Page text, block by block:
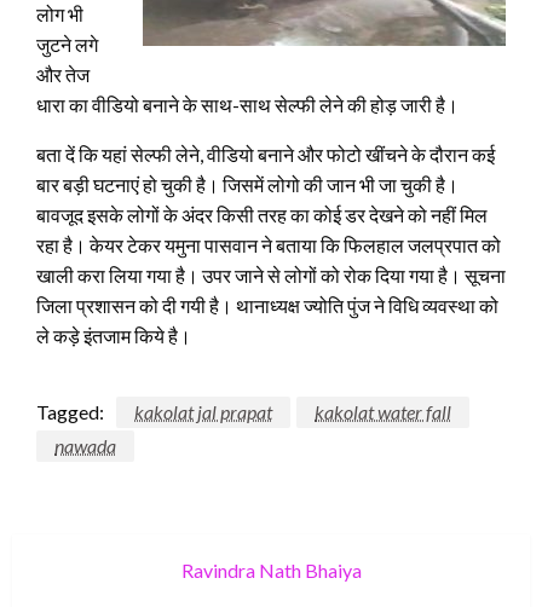
लोग भी
जुटने लगे
और तेज
धारा का वीडियो बनाने के साथ-साथ सेल्फी लेने की होड़ जारी है।
बता दें कि यहां सेल्फी लेने, वीडियो बनाने और फोटो खींचने के दौरान कई
बार बड़ी घटनाएं हो चुकी है। जिसमें लोगो की जान भी जा चुकी है।
बावजूद इसके लोगों के अंदर किसी तरह का कोई डर देखने को नहीं मिल
रहा है। केयर टेकर यमुना पासवान ने बताया कि फिलहाल जलप्रपात को
खाली करा लिया गया है। उपर जाने से लोगों को रोक दिया गया है। सूचना
जिला प्रशासन को दी गयी है। थानाध्यक्ष ज्योति पुंज ने विधि व्यवस्था को
ले कड़े इंतजाम किये है।
Tagged: kakolat jal prapat
kakolat water fall
nawada
Ravindra Nath Bhaiya